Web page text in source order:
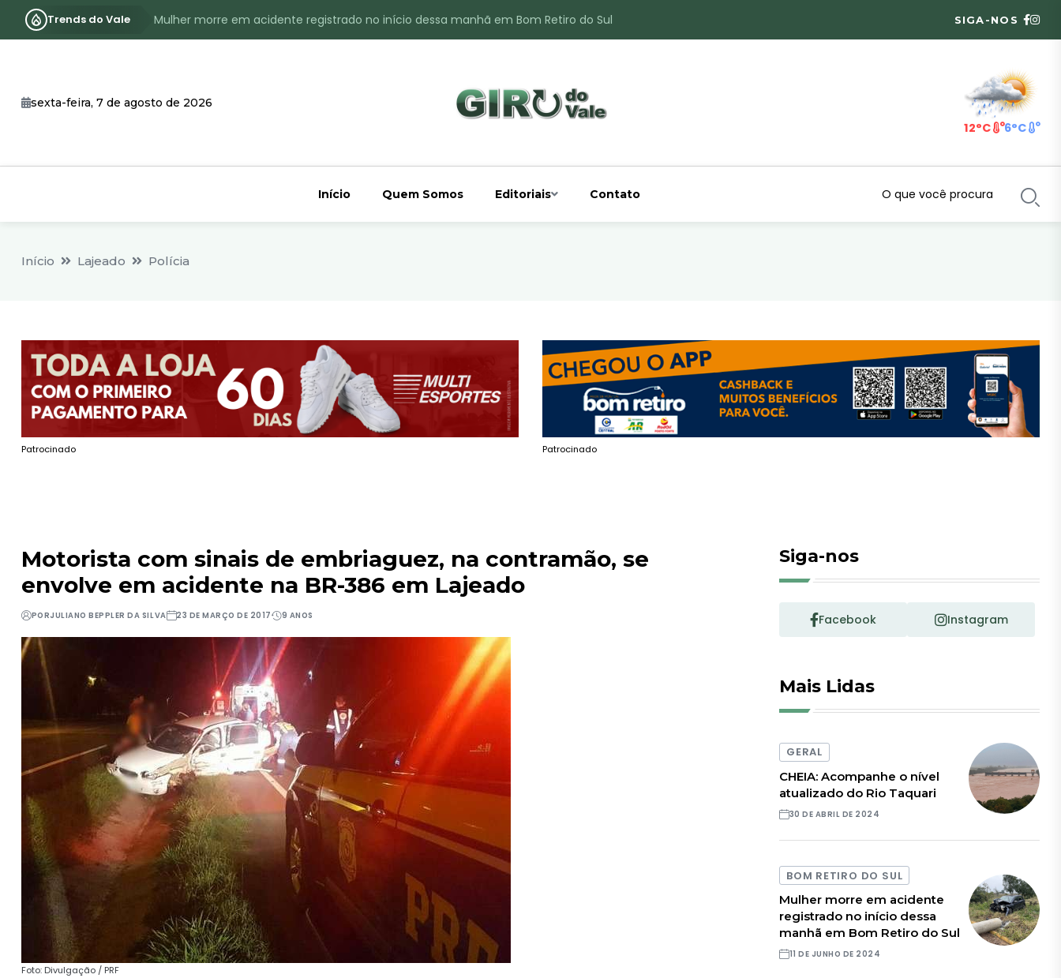
Trends do Vale
Mulher morre em acidente registrado no início dessa manhã em Bom Retiro do Sul
Identificado o jovem assassinado no interior de Bom Retiro do Sul
SIGA-NOS
sexta-feira, 7 de agosto de 2026
12°C 6°C
Início Quem Somos Editoriais Contato
Início Lajeado Polícia
Patrocinado Patrocinado
Motorista com sinais de embriaguez, na contramão, se
envolve em acidente na BR-386 em Lajeado
PORJULIANO BEPPLER DA SILVA 23 DE MARÇO DE 2017 9 ANOS
Foto: Divulgação / PRF
Siga-nos
Facebook Instagram
Mais Lidas
GERAL
CHEIA: Acompanhe o nível
atualizado do Rio Taquari
30 DE ABRIL DE 2024
BOM RETIRO DO SUL
Mulher morre em acidente
registrado no início dessa
manhã em Bom Retiro do Sul
11 DE JUNHO DE 2024